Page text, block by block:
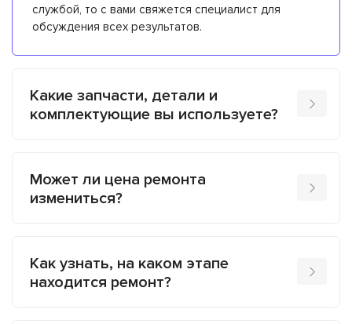
службой, то с вами свяжется специалист для
обсуждения всех результатов.
Какие запчасти, детали и
комплектующие вы используете?
Может ли цена ремонта
измениться?
Как узнать, на каком этапе
находится ремонт?